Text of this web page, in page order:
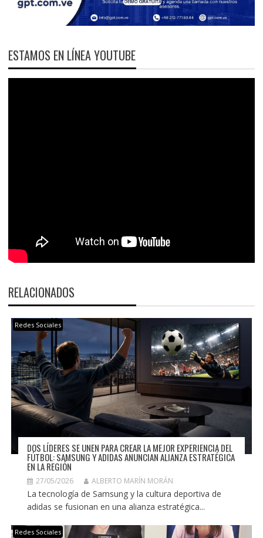
ESTAMOS EN LÍNEA YOUTUBE
RELACIONADOS
Redes Sociales
DOS LÍDERES SE UNEN PARA CREAR LA MEJOR EXPERIENCIA DEL
FÚTBOL: SAMSUNG Y ADIDAS ANUNCIAN ALIANZA ESTRATÉGICA
EN LA REGIÓN
27/05/2026 ALBERTO MARÍN MORÁN
La tecnología de Samsung y la cultura deportiva de
adidas se fusionan en una alianza estratégica...
Redes Sociales